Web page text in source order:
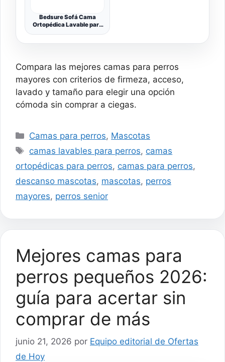
Bedsure Sofá Cama
Ortopédica Lavable para
Compara las mejores camas para perros
mayores con criterios de firmeza, acceso,
lavado y tamaño para elegir una opción
cómoda sin comprar a ciegas.
Categorías
Camas para perros, Mascotas
Etiquetas
camas lavables para perros, camas
ortopédicas para perros, camas para perros,
descanso mascotas, mascotas, perros
mayores, perros senior
Mejores camas para
perros pequeños 2026:
guía para acertar sin
comprar de más
junio 21, 2026 por Equipo editorial de Ofertas
de Hoy